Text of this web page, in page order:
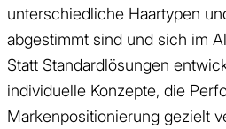
unterschiedliche Haartypen
abgestimmt sind und sich im
Statt Standardlösungen
individuelle Konzepte, die
Markenpositionierung gezielt